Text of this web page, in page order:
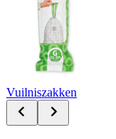
Vuilniszakken